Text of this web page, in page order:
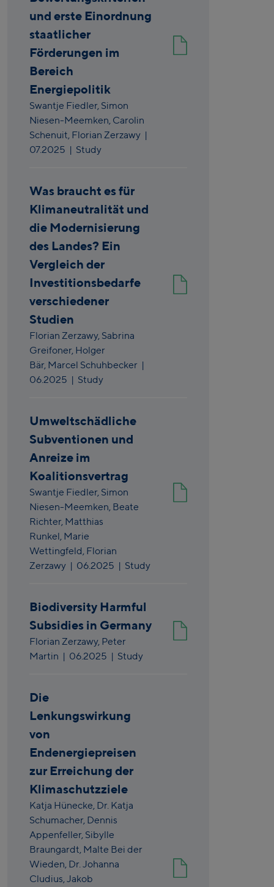
und erste Einordnung
staatlicher
Förderungen im
Bereich
Energiepolitik
Swantje Fiedler, Simon
Niesen-Meemken, Carolin
Schenuit, Florian Zerzawy |
07.2025 | Study
Was braucht es für
Klimaneutralität und
die Modernisierung
des Landes? Ein
Vergleich der
Investitionsbedarfe
verschiedener
Studien
Florian Zerzawy, Sabrina
Greifoner, Holger
Bär, Marcel Schuhbecker |
06.2025 | Study
Umweltschädliche
Subventionen und
Anreize im
Koalitionsvertrag
Swantje Fiedler, Simon
Niesen-Meemken, Beate
Richter, Matthias
Runkel, Marie
Wettingfeld, Florian
Zerzawy | 06.2025 | Study
Biodiversity Harmful
Subsidies in Germany
Florian Zerzawy, Peter
Martin | 06.2025 | Study
Die
Lenkungswirkung
von
Endenergiepreisen
zur Erreichung der
Klimaschutzziele
Katja Hünecke, Dr. Katja
Schumacher, Dennis
Appenfeller, Sibylle
Braungardt, Malte Bei der
Wieden, Dr. Johanna
Cludius,Jakob